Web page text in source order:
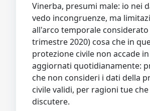
Vinerba, presumi male: io nei
vedo incongruenze, ma
all'arco temporale
trimestre 2020) cosa che in
protezione civile non accade
aggiornati quotidianamente:
che non consideri i dati della
civile validi, per ragioni tue
discutere.